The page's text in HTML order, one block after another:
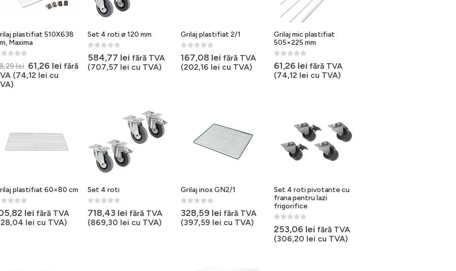
plastifiat 510X638
Maxima
lei Prețul
inițial
61,26 lei Prețul
curent
fără
(74,12 lei cu
Set 4 roti ø 120 mm
0out of 5
584,77 lei fără TVA
(707,57 lei cu TVA)
Grilaj plastifiat 2/1
0 out of 5
167,08 lei fără TVA
(202,16 lei cu TVA)
Grilaj mic plastifiat
505×225 mm
0out of 5
61,26 lei fără TVA
(74,12 lei cu TVA)
plastifiat 60×80 cm
out of 5 lei fără TVA
lei cu TVA)
Set 4 roti
0out of 5
718,43 lei fără TVA
(869,30 lei cu TVA)
Grilaj inox GN2/1
0out of 5
328,59 lei fără TVA
(397,59 lei cu TVA)
Set 4 roti pivotante cu
frana pentru lazi
frigorifice
0out of 5
253,06 lei fără TVA
(306,20 lei cu TVA)